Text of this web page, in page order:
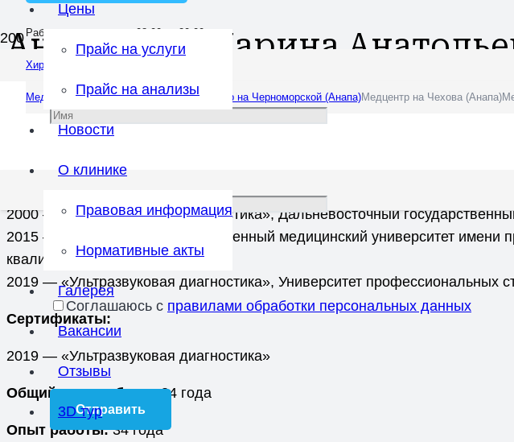
Работаем ежедневно: 08:00 — 20:00
Хирургический центр в Анапской
Медцентр на Омелькова (Анапа)Медцентр на Черноморской (Анапа)Медцентр на Чехова (Анапа)
Соглашаюсь с правилами обработки персональных данных
Цены
Прайс на услуги
Прайс на анализы
Новости
О клинике
Правовая информация
Нормативные акты
Галерея
Вакансии
Отзывы
3D тур
Антоненко Марина
Ультразвуковая диагностика
Врач ультразвуковой диагностики с общим стажем более 34 лет, а в
2000 — «Ультразвуковая диагностика», Дальневосточный
2015 — Красноярский государственный медицинский университет
квалификации
2019 — «Ультразвуковая диагностика», Университет профессиональных
Сертификаты:
2019 — «Ультразвуковая диагностика»
Общий стаж работы:34 года
Опыт работы:34 года